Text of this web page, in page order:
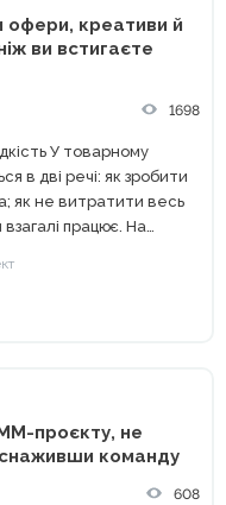
офери, креативи й
ви встигаєте
1698
як зробити
працює. На
проєкту, не
команду
608